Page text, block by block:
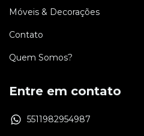
Móveis & Decorações
Contato
Quem Somos?
Entre em contato
5511982954987